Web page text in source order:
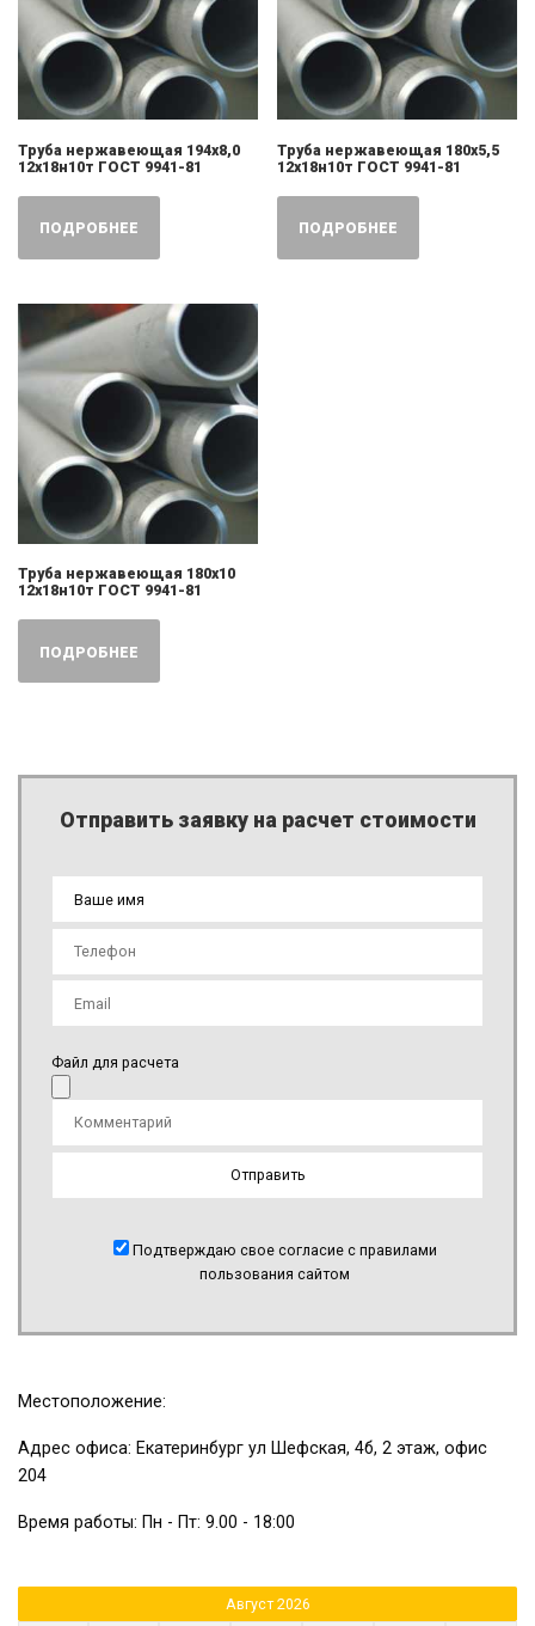
Труба нержавеющая 194х8,0
12х18н10т ГОСТ 9941-81
ПОДРОБНЕЕ
Труба нержавеющая 180х5,5
12х18н10т ГОСТ 9941-81
ПОДРОБНЕЕ
Труба нержавеющая 180х10
12х18н10т ГОСТ 9941-81
ПОДРОБНЕЕ
Отправить заявку на расчет стоимости
Файл для расчета
Подтверждаю свое согласие с правилами
пользования сайтом
Местоположение:
Адрес офиса: Екатеринбург ул Шефская, 4б, 2 этаж, офис
204
Время работы: Пн - Пт: 9.00 - 18:00
Август 2026